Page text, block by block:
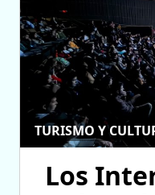
TURISMO Y
Los